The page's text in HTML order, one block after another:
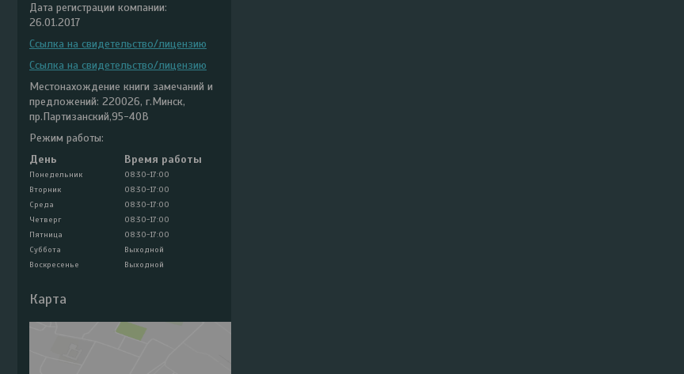
Дата регистрации компании:
26.01.2017
Ссылка на свидетельство/лицензию
Ссылка на свидетельство/лицензию
Местонахождение книги замечаний и
предложений: 220026, г.Минск,
пр.Партизанский,95-40В
Режим работы:
День
Время работы
Понедельник
08:30-17:00
Вторник
08:30-17:00
Среда
08:30-17:00
Четверг
08:30-17:00
Пятница
08:30-17:00
Суббота
Выходной
Воскресенье
Выходной
Карта